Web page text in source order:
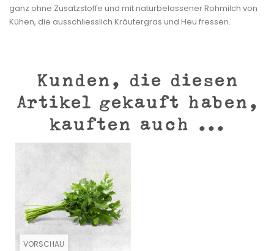
ganz ohne Zusatzstoffe und mit naturbelassener Rohmilch von
Kühen, die ausschliesslich Kräutergras und Heu fressen.
Kunden, die diesen
Artikel gekauft haben,
kauften auch ...
VORSCHAU